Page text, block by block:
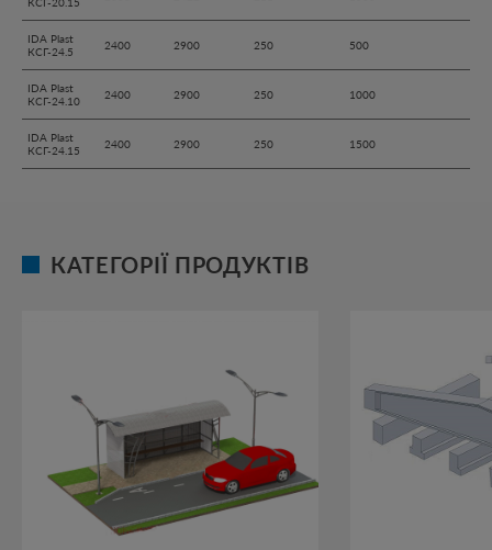
IDA Plast
КСГ-24.5
2400 2900 250 500
IDA Plast
КСГ-24.10
2400 2900 250 1000
IDA Plast
КСГ-24.15
2400 2900 250 1500
КАТЕГОРІЇ ПРОДУКТІВ